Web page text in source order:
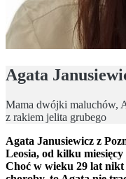
Agata
Mama dwójki maluchów,
z rakiem jelita grubego
Agata Janusiewicz z
Leosia, od kilku
Choć w wieku 29 lat nikt